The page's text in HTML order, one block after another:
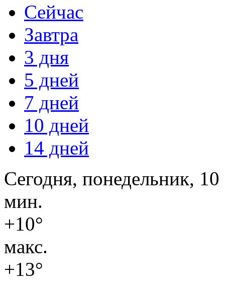
Сейчас
Завтра
3 дня
5 дней
7 дней
10 дней
14 дней
Сегодня, понедельник, 10
мин.
+10°
макс.
+13°